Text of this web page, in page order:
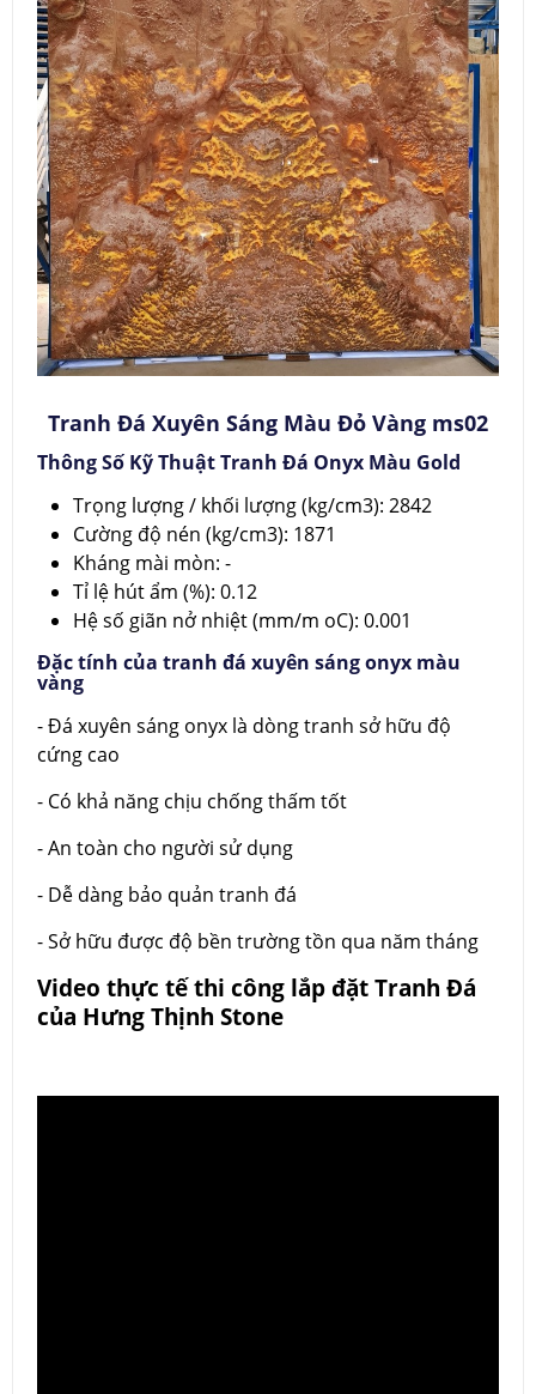
Tranh Đá Xuyên Sáng Màu Đỏ Vàng ms02
Thông Số Kỹ Thuật Tranh Đá Onyx Màu Gold
Trọng lượng / khối lượng (kg/cm3): 2842
Cường độ nén (kg/cm3): 1871
Kháng mài mòn: -
Tỉ lệ hút ẩm (%): 0.12
Hệ số giãn nở nhiệt (mm/m oC): 0.001
Đặc tính của tranh đá xuyên sáng onyx màu
vàng
- Đá xuyên sáng onyx là dòng tranh sở hữu độ
cứng cao
- Có khả năng chịu chống thấm tốt
- An toàn cho người sử dụng
- Dễ dàng bảo quản tranh đá
- Sở hữu được độ bền trường tồn qua năm tháng
Video thực tế thi công lắp đặt Tranh Đá
của Hưng Thịnh Stone